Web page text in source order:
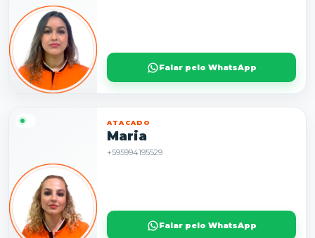
Falar pelo WhatsApp
ATACADO
Maria
+595994195529
Falar pelo WhatsApp